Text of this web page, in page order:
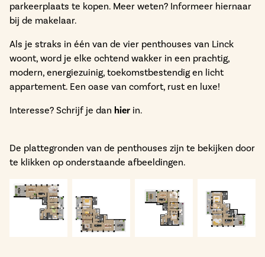
parkeerplaats te kopen. Meer weten? Informeer hiernaar
bij de makelaar.
Als je straks in één van de vier penthouses van Linck
woont, word je elke ochtend wakker in een prachtig,
modern, energiezuinig, toekomstbestendig en licht
appartement. Een oase van comfort, rust en luxe!
Interesse? Schrijf je dan hier in.
De plattegronden van de penthouses zijn te bekijken door
te klikken op onderstaande afbeeldingen.